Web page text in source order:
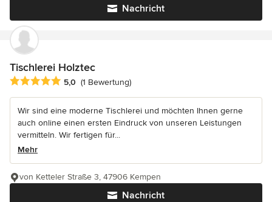
Nachricht
Tischlerei Holztec
Durchschnittliche Bewertung: 5 von 5 Sternen
5,0 (1 Bewertung)
Wir sind eine moderne Tischlerei und möchten Ihnen gerne
auch online einen ersten Eindruck von unseren Leistungen
vermitteln. Wir fertigen für...
Mehr
Nachricht
von Ketteler Straße 3, 47906 Kempen